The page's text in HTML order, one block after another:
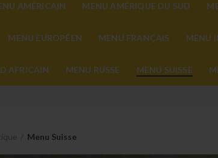
AMÉRICAIN MENU AMÉRIQUE DU SUD
MENU EUROPÉEN MENU FRANÇAIS MENU
AFRICAIN MENU RUSSE MENU SUISSE
Menu Suisse